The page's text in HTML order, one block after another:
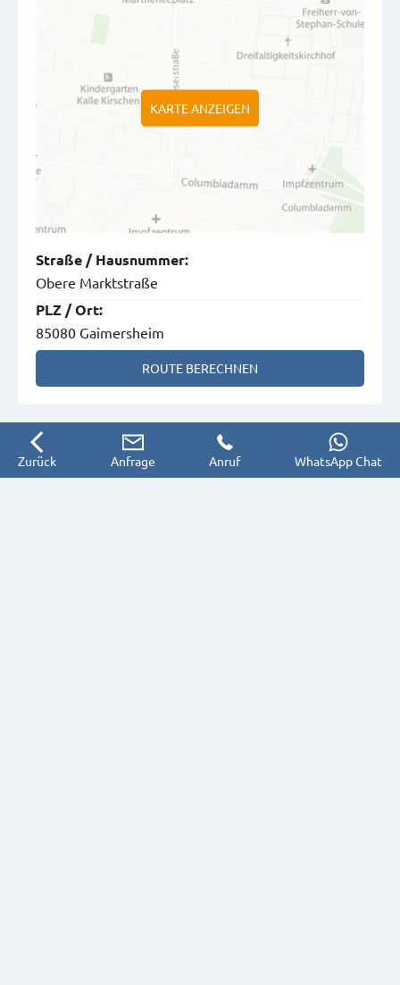
KARTE ANZEIGEN
Straße / Hausnummer:
Obere Marktstraße
PLZ /Ort:
85080 Gaimersheim
ROUTE BERECHNEN
Zurück Anfrage Anruf WhatsApp Chat